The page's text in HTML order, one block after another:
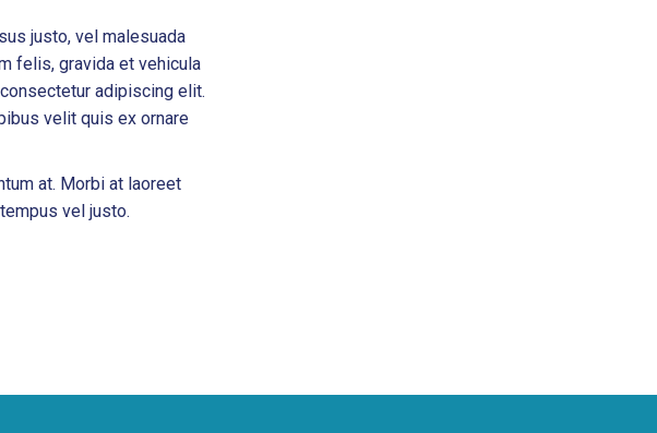
justo, vel malesuada
felis, gravida et vehicula
adipiscing elit.
velit quis ex ornare
at. Morbi at laoreet
vel justo.